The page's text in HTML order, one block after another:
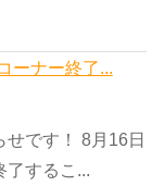
ナー終了...
です！ 8月16日
了するこ...